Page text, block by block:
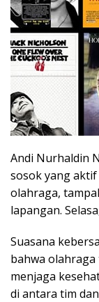
Andi Nurhaldin
sosok yang
olahraga,
lapangan.
Suasana
bahwa
menjaga
di antara tim